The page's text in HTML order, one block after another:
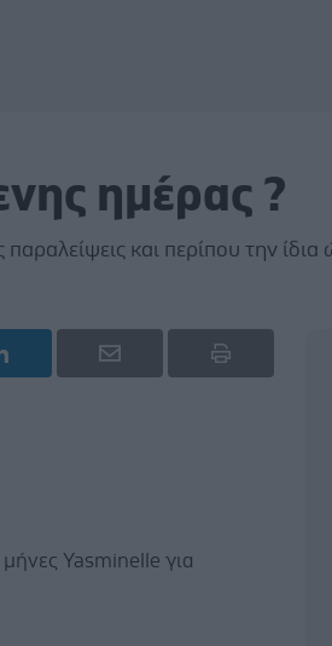
ημέρας ?
και περίπου την ίδια
Yasminelle για